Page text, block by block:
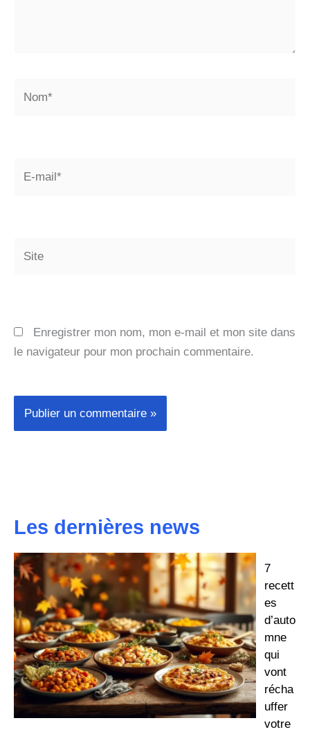
Enregistrer mon nom, mon e-mail et mon site dans
le navigateur pour mon prochain commentaire.
Les dernières news
7
recett
es
d’auto
mne
qui
vont
récha
uffer
votre